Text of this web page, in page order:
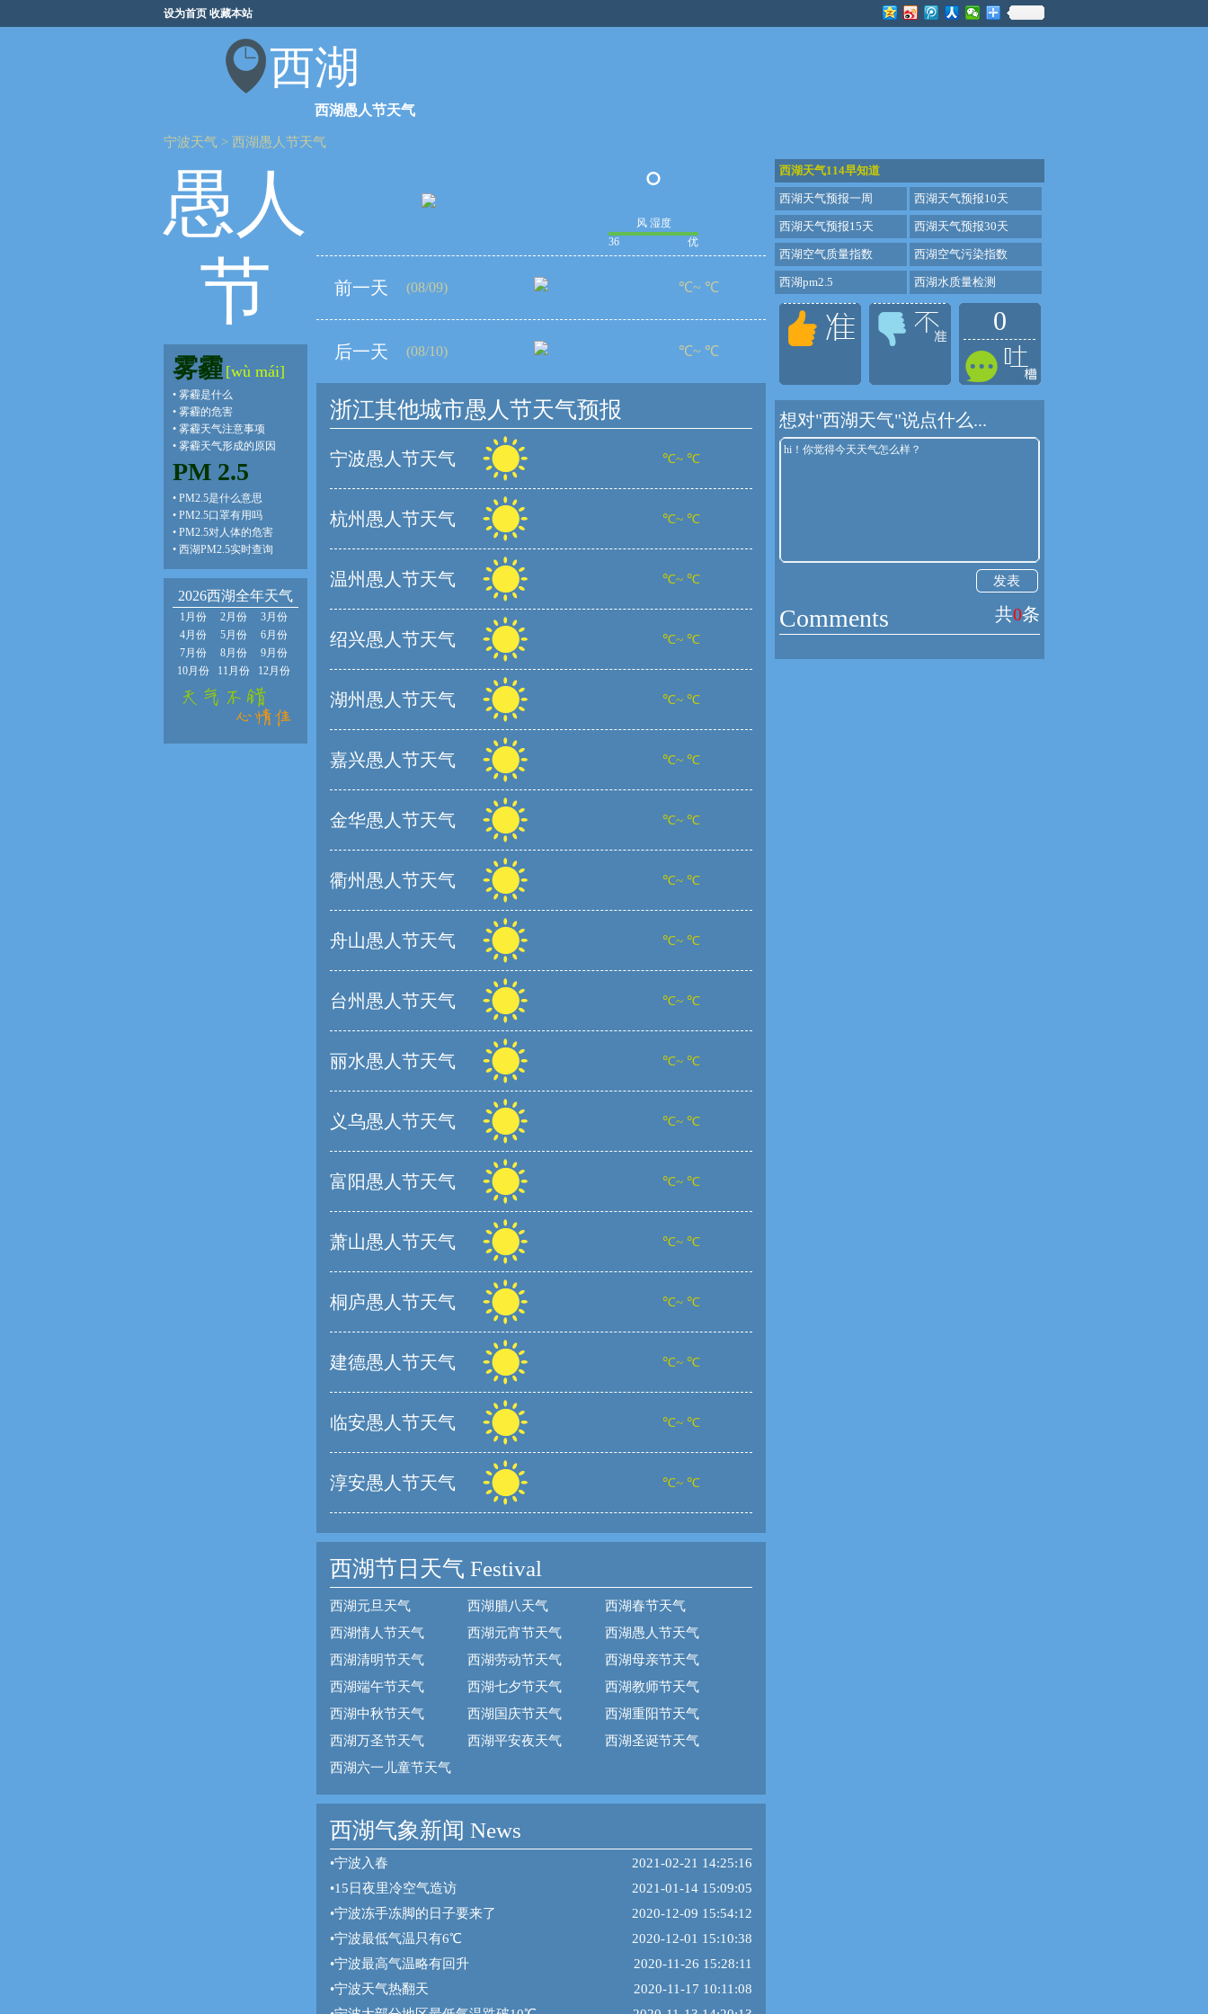
设为首页 收藏本站
西湖
西湖愚人节天气
宁波天气 > 西湖愚人节天气
愚人
节
雾霾 [wù mái]
• 雾霾是什么
• 雾霾的危害
• 雾霾天气注意事项
• 雾霾天气形成的原因
PM 2.5
• PM2.5是什么意思
• PM2.5口罩有用吗
• PM2.5对人体的危害
• 西湖PM2.5实时查询
2026西湖全年天气
1月份 2月份
3月份
4月份
5月份
6月份
7月份
8月份
9月份
10月份
11月份 12月份
°
风 湿度
36
优
前一天 (08/09) ℃~ ℃
后一天 (08/10) ℃~ ℃
浙江其他城市愚人节天气预报
宁波愚人节天气 ℃~ ℃
杭州愚人节天气 ℃~ ℃
温州愚人节天气 ℃~ ℃
绍兴愚人节天气 ℃~ ℃
湖州愚人节天气 ℃~ ℃
嘉兴愚人节天气 ℃~ ℃
金华愚人节天气 ℃~ ℃
衢州愚人节天气 ℃~ ℃
舟山愚人节天气 ℃~ ℃
台州愚人节天气 ℃~ ℃
丽水愚人节天气 ℃~ ℃
义乌愚人节天气 ℃~ ℃
富阳愚人节天气 ℃~ ℃
萧山愚人节天气 ℃~ ℃
桐庐愚人节天气 ℃~ ℃
建德愚人节天气 ℃~ ℃
临安愚人节天气 ℃~ ℃
淳安愚人节天气 ℃~ ℃
西湖节日天气 Festival
西湖元旦天气 西湖腊八天气
西湖春节天气
西湖情人节天气
西湖元宵节天气
西湖愚人节天气
西湖清明节天气
西湖劳动节天气
西湖母亲节天气
西湖端午节天气
西湖七夕节天气
西湖教师节天气
西湖中秋节天气
西湖国庆节天气
西湖重阳节天气
西湖万圣节天气
西湖平安夜天气
西湖圣诞节天气
西湖六一儿童节天气
西湖气象新闻 News
•宁波入春
2021-02-21 14:25:16
•15日夜里冷空气造访
2021-01-14 15:09:05
•宁波冻手冻脚的日子要来了
2020-12-09 15:54:12
•宁波最低气温只有6℃
2020-12-01 15:10:38
•宁波最高气温略有回升
2020-11-26 15:28:11
•宁波天气热翻天
2020-11-17 10:11:08
西湖天气114早知道
西湖天气预报一周 西湖天气预报10天
西湖天气预报15天 西湖天气预报30天
西湖空气质量指数 西湖空气污染指数
西湖pm2.5 西湖水质量检测
0
想对"西湖天气"说点什么...
发表
Comments 共0条